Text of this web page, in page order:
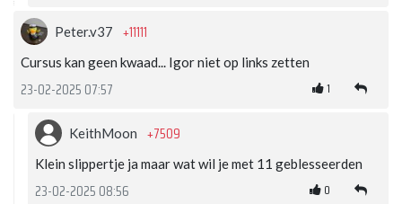
Peter.v37 +11111
Cursus kan geen kwaad... Igor niet op links zetten
23-02-2025 07:57 1
KeithMoon +7509
Klein slippertje ja maar wat wil je met 11 geblesseerden
23-02-2025 08:56 0